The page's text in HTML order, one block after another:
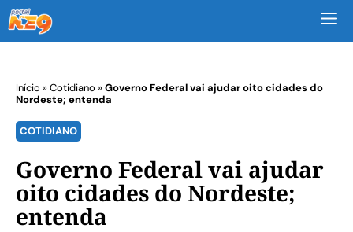
Início »Cotidiano »Governo Federal vai ajudar oito cidades do
Nordeste; entenda
COTIDIANO
Governo Federal vai ajudar
oito cidades do Nordeste;
entenda